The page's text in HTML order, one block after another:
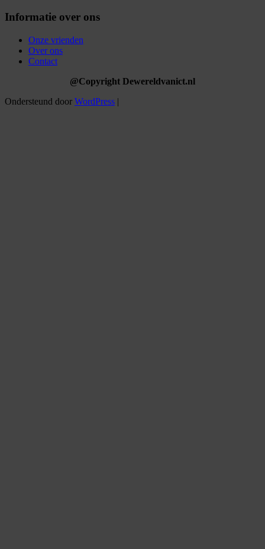
Informatie over ons
Onze vrienden
Over ons
Contact
@Copyright Dewereldvanict.nl
Ondersteund door WordPress |